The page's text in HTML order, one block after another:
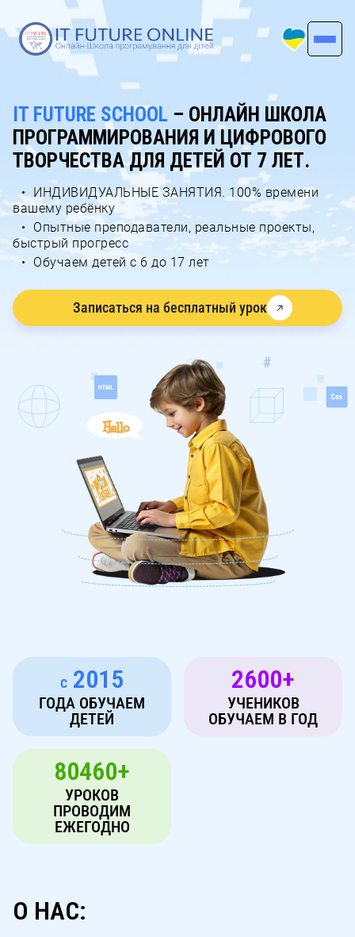
IT FUTURE SCHOOL – ОНЛАЙН ШКОЛА
ПРОГРАММИРОВАНИЯ И ЦИФРОВОГО
ТВОРЧЕСТВА ДЛЯ ДЕТЕЙ ОТ 7 ЛЕТ.
ИНДИВИДУАЛЬНЫЕ ЗАНЯТИЯ. 100% времени
вашему ребёнку
Опытные преподаватели, реальные проекты,
быстрый прогресс
Обучаем детей с 6 до 17 лет
Записаться на бесплатный урок
с 2015
ГОДА ОБУЧАЕМ
ДЕТЕЙ
2600+
УЧЕНИКОВ
ОБУЧАЕМ В ГОД
80460+
УРОКОВ
ПРОВОДИМ
ЕЖЕГОДНО
О НАС: